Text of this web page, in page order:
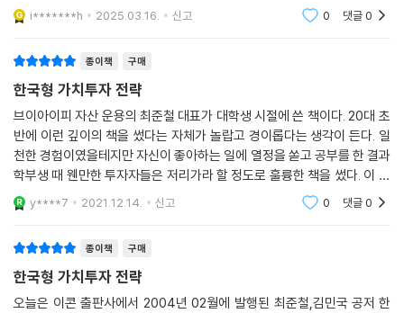
i*******h 2025.03.16. 신고 0 댓글0
종이책 구매
한국형 가치투자 전략
브이아이피 자산 운용의 최준철 대표가 대학생 시절에 쓴 책이다. 20대 초
반에 이런 깊이의 책을 썼다는 자체가 놀랍고 경이롭다는 생각이 든다. 일
천한 경험이였을테지만 자신이 좋아하는 일에 열정을 쏟고 공부를 한 결과
학부생 때 웬만한 투자자들은 저리가라 할 정도로 훌륭한 책을 썼다. 이 책
은 제목처럼 한국에 맞는 가치 투자에 관한 내용을 담고 있다. 보통 주식은
미국 시
y****7 2021.12.14. 신고 0 댓글0
종이책 구매
한국형 가치투자 전략
오늘은 이콘 출판사에서 2004년 02월에 발행된 최준철,김민국 공저 한